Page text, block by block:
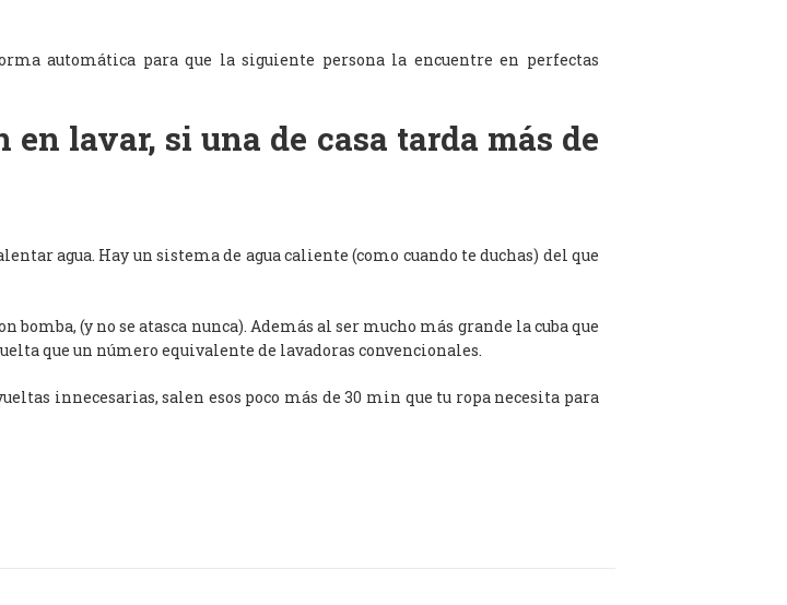
automática para que la siguiente persona la encuentre en perfectas
en lavar, si una de casa tarda más de
agua. Hay un sistema de agua caliente (como cuando te duchas) del que
(y no se atasca nunca). Además al ser mucho más grande la cuba que
que un número equivalente de lavadoras convencionales.
innecesarias, salen esos poco más de 30 min que tu ropa necesita para